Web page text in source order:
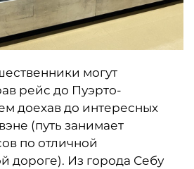
могут
рейс до Пуэрто-
доехав до интересных
(путь занимает
по отличной
дороге). Из города Себу